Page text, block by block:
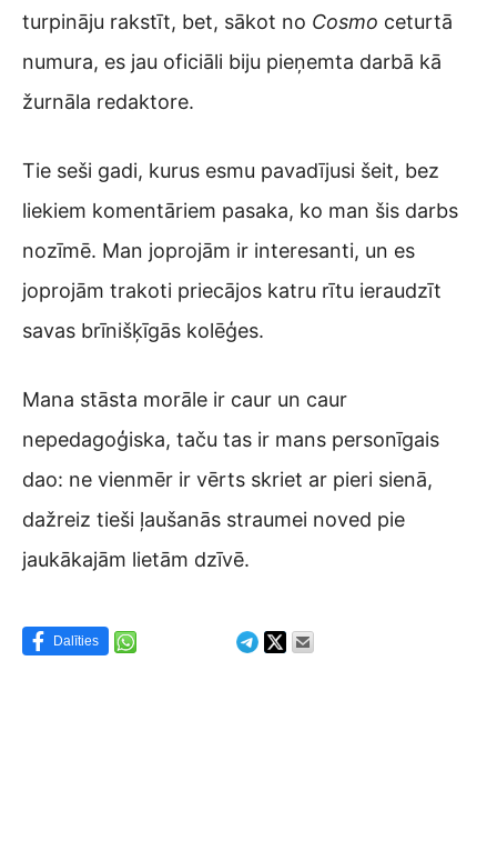
turpināju rakstīt, bet, sākot no Cosmo ceturtā
numura, es jau oficiāli biju pieņemta darbā kā
žurnāla redaktore.
Tie seši gadi, kurus esmu pavadījusi šeit, bez
liekiem komentāriem pasaka, ko man šis darbs
nozīmē. Man joprojām ir interesanti, un es
joprojām trakoti priecājos katru rītu ieraudzīt
savas brīnišķīgās kolēģes.
Mana stāsta morāle ir caur un caur
nepedagoģiska, taču tas ir mans personīgais
dao: ne vienmēr ir vērts skriet ar pieri sienā,
dažreiz tieši ļaušanās straumei noved pie
jaukākajām lietām dzīvē.
Dalīties